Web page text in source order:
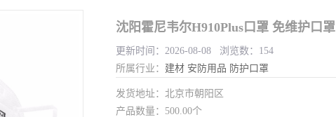
沈阳霍尼韦尔H910Plus口罩 免维护口罩
更新时间：2026-08-08 浏览数：154
所属行业： 建材 安防用品 防护口罩
发货地址：北京市朝阳区
产品数量：500.00个